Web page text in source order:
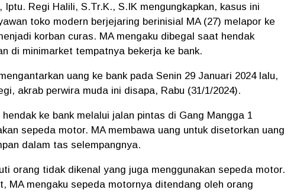
Regi Halili, S.Tr.K., S.IK mengungkapkan, kasus ini
toko modern berjejaring berinisial MA (27) melapor ke
korban curas. MA mengaku dibegal saat hendak
di minimarket tempatnya bekerja ke bank.
uang ke bank pada Senin 29 Januari 2024 lalu,
akrab perwira muda ini disapa, Rabu (31/1/2024).
ke bank melalui jalan pintas di Gang Mangga 1
sepeda motor. MA membawa uang untuk disetorkan uang
dalam tas selempangnya.
orang tidak dikenal yang juga menggunakan sepeda motor.
MA mengaku sepeda motornya ditendang oleh orang